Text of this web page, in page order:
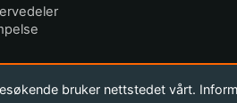
bruker nettstedet vårt.